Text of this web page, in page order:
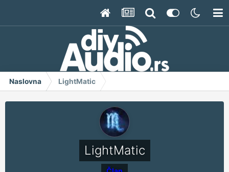
Naslovna LightMatic
LightMatic